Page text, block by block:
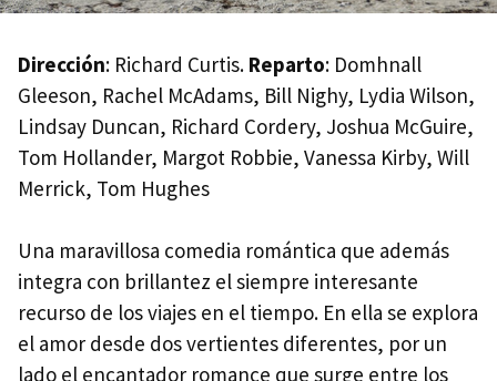
Dirección: Richard Curtis. Reparto: Domhnall
Gleeson, Rachel McAdams, Bill Nighy, Lydia Wilson,
Lindsay Duncan, Richard Cordery, Joshua McGuire,
Tom Hollander, Margot Robbie, Vanessa Kirby, Will
Merrick, Tom Hughes
Una maravillosa comedia romántica que además
integra con brillantez el siempre interesante
recurso de los viajes en el tiempo. En ella se explora
el amor desde dos vertientes diferentes, por un
lado el encantador romance que surge entre los